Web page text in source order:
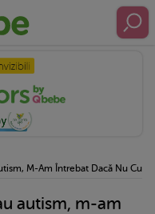
M-Am Întrebat Dacă Nu
autism, m-am